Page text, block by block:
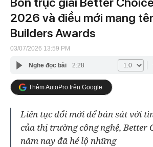
2026 và điều mới mang
Builders Awards
03/07/2026 13:59 PM
Nghe đọc bài 2:28
Thêm AutoPro trên Google
Liên tục đổi mới để bán sát với
của thị trường công nghệ, Better
năm nay đã hé lộ những